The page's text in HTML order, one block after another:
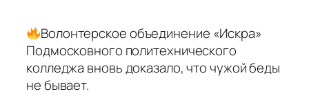
Волонтерское объединение «Искра»
Подмосковного политехнического
колледжа вновь доказало, что чужой беды
не бывает.